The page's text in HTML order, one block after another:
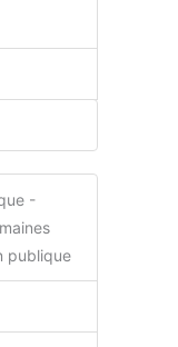
-
publique